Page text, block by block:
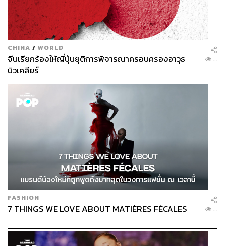
CHINA / WORLD
จีนเรียกร้องให้ญี่ปุ่นยุติการพิจารณาครอบครองอาวุธ
นิวเคลียร์
...
FASHION
7 THINGS WE LOVE ABOUT MATIÈRES FÉCALES ...